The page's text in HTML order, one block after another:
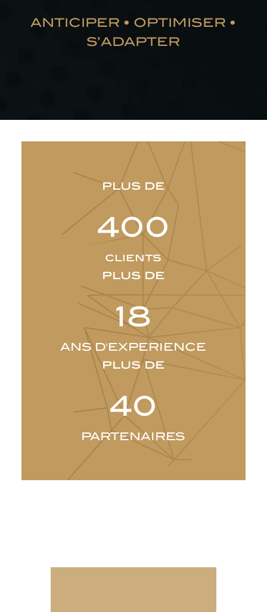
ANTICIPER • OPTIMISER •
S’ADAPTER
plus de
400
clients
plus de
18
ANS D'EXPERIENCE
plus de
40
PARTENAIRES